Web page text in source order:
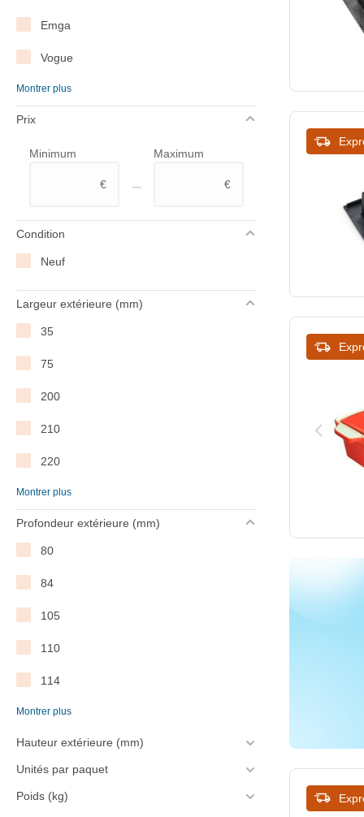
Emga
Vogue
Westmark
Montrer plus
Prix
Minimum
€ –
Maximum
€
Condition
Neuf
Largeur extérieure (mm)
35
75
200
210
220
229
340
400
Montrer plus
Profondeur extérieure (mm)
80
84
105
110
114
135
260
Montrer plus
Hauteur extérieure (mm)
Unités par paquet
Poids (kg)